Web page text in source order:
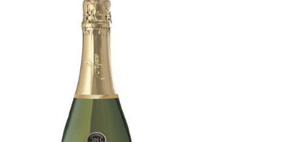
Vigna al vento